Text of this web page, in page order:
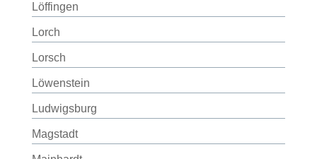
Löffingen
Lorch
Lorsch
Löwenstein
Ludwigsburg
Magstadt